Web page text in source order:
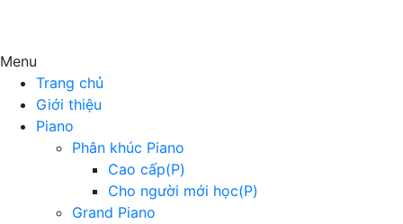
Menu
Trang chủ
Giới thiệu
Piano
Phân khúc Piano
Cao cấp(P)
Cho người mới học(P)
Grand Piano